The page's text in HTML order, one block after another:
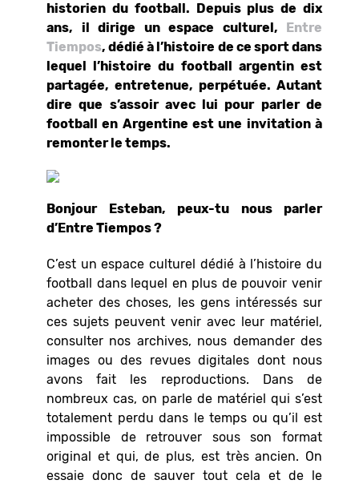
historien du football. Depuis plus de dix
ans, il dirige un espace culturel,
Entre
Tiempos, dédié à l’histoire de ce sport dans
lequel l’histoire du football argentin est
partagée, entretenue, perpétuée. Autant
dire que s’assoir avec lui pour parler de
football en Argentine est une invitation à
remonter le temps.
Bonjour Esteban, peux-tu nous parler
d’Entre Tiempos ?
C’est un espace culturel dédié à l’histoire du
football dans lequel en plus de pouvoir venir
acheter des choses, les gens intéressés sur
ces sujets peuvent venir avec leur matériel,
consulter nos archives, nous demander des
images ou des revues digitales dont nous
avons fait les reproductions. Dans de
nombreux cas, on parle de matériel qui s’est
totalement perdu dans le temps ou qu’il est
impossible de retrouver sous son format
original et qui, de plus, est très ancien. On
essaie donc de sauver tout cela et de le